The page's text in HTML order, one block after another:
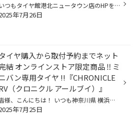
いつもタイヤ館港北ニュータウン店のHPをご覧頂き誠にありがとうございます。 お客様よりご注文を頂いておりましたアルミホイールがやっと入荷いたしました！「ＢＢＳ RS-GT」ゴールドです！ 注文より１００日待ちました！こちらのスイフトスポーツに装着いたします。印象が一気に変わりましたね！...
年7月26日
イヤ購入から取付予約までネット
結 オンラインストア限定商品 ‼ ミ
バン専用タイヤ !!『CHRONICLE
（クロニクル アールブイ）』
皆様、こんにちは！ いつも神奈川県 横浜市 都筑区 タイヤ館 港北ニュータウン店のWebを御覧の皆様ありがとうございます♪ タイヤ館は、あなたの町の "タイヤ専門店"です。 今回は 「 タイヤをインターネットで注文して、 タイヤ館で取り付けできる ブリヂストン タイヤオンラインストア 」 オンライ...
年7月25日